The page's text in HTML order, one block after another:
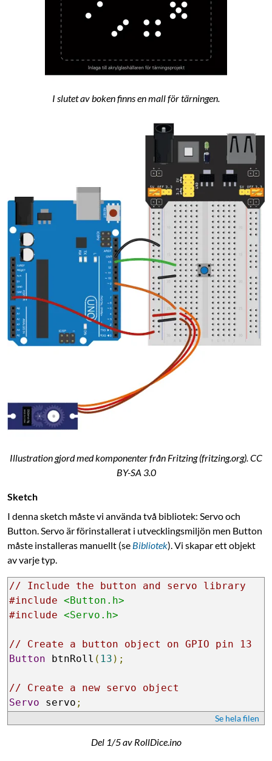
I slutet av boken finns en mall för tärningen.
Illustration gjord med komponenter från Fritzing (fritzing.org). CC
BY-SA 3.0
Sketch
I denna sketch måste vi använda två bibliotek: Servo och
Button. Servo är förinstallerat i utvecklingsmiljön men Button
måste installeras manuellt (se Bibliotek). Vi skapar ett objekt
av varje typ.
// Include the button and servo library
#include <Button.h>
#include <Servo.h>
// Create a button object on GPIO pin 13
Button btnRoll ( 13 );
// Create a new servo object
Servo servo ;
Se hela filen
Del 1/5 av RollDice.ino